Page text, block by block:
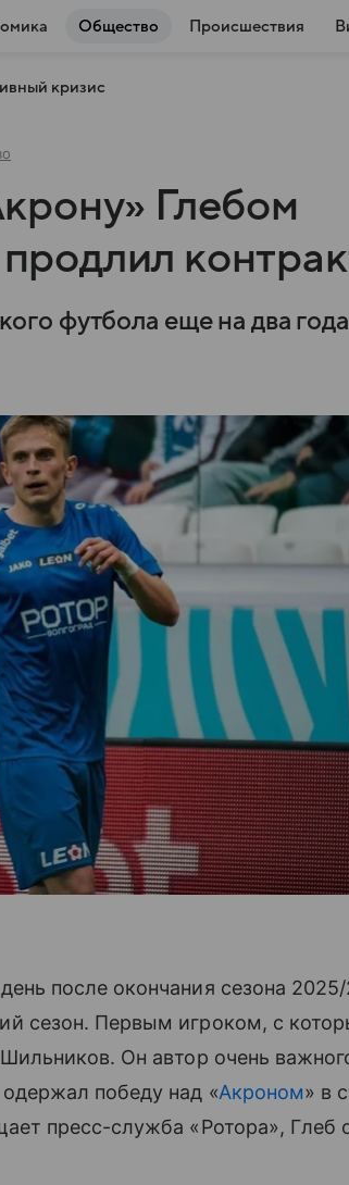
Общество Происшествия
кризис
Глебом
футбола еще на два
после окончания сезона
сезон. Первым игроком, с
Он автор очень
победу над «Акроном» в
пресс-служба «Ротора», Глеб